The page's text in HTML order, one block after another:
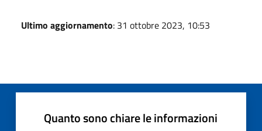
Ultimo aggiornamento: 31 ottobre 2023, 10:53
Quanto sono chiare le informazioni